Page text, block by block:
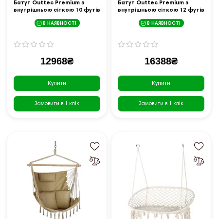
Батут Outtec Premium з
внутрішньою сіткою 10 футів
В НАЯВНОСТІ
12968₴
Купити
Замовити в 1 клік
Батут Outtec Premium з
внутрішньою сіткою 12 футів
В НАЯВНОСТІ
16388₴
Купити
Замовити в 1 клік